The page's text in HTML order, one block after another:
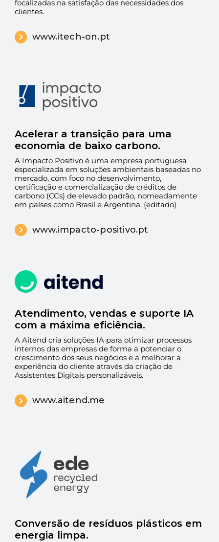
focalizadas na satisfação das necessidades dos
clientes.
www.itech-on.pt
Atendimento, vendas e suporte IA
com a máxima eficiência.
A Aitend cria soluções IA para otimizar processos
internos das empresas de forma a potenciar o
crescimento dos seus negócios e a melhorar a
experiência do cliente através da criação de
Assistentes Digitais personalizáveis.
www.aitend.me
Acelerar a transição para uma
economia de baixo carbono.
A Impacto Positivo é uma empresa portuguesa
especializada em soluções ambientais baseadas no
mercado, com foco no desenvolvimento,
certificação e comercialização de créditos de
carbono (CCs) de elevado padrão, nomeadamente
em países como Brasil e Argentina. (editado)
www.impacto-positivo.pt
Conversão de resíduos plásticos em
energia limpa.